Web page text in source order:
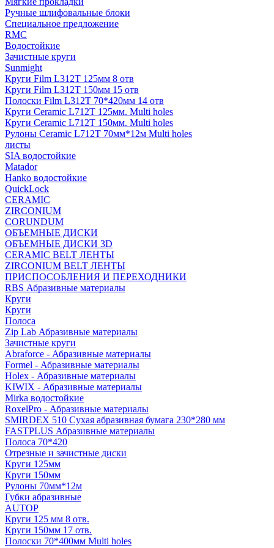
Ручные шлифовальные блоки
Специальное предложение
RMC
Водостойкие
Зачистные круги
Sunmight
Круги Film L312T 125мм 8 отв
Круги Film L312T 150мм 15 отв
Полоски Film L312T 70*420мм 14 отв
Круги Ceramic L712T 125мм. Multi holes
Круги Ceramic L712T 150мм. Multi holes
Рулоны Ceramic L712T 70мм*12м Multi holes
листы
SIA водостойкие
Matador
Hanko водостойкие
QuickLock
CERAMIC
ZIRCONIUM
СORUNDUM
ОБЪЕМНЫЕ ДИСКИ
ОБЪЕМНЫЕ ДИСКИ 3D
CERAMIC BELT ЛЕНТЫ
ZIRCONIUM BELT ЛЕНТЫ
ПРИСПОСОБЛЕНИЯ И ПЕРЕХОДНИКИ
RBS Абразивные материалы
Круги
Круги
Полоса
Zip Lab Абразивные материалы
Зачистные круги
Abraforce - Абразивные материалы
Formel - Абразивные материалы
Holex - Абразивные материалы
KIWIX - Абразивные материалы
Mirka водостойкие
RoxelPro - Абразивные материалы
SMIRDEX 510 Сухая абразивная бумага 230*280 мм
FASTPLUS Абразивные материалы
Полоса 70*420
Отрезные и зачистные диски
Круги 125мм
Круги 150мм
Рулоны 70мм*12м
Губки абразивные
AUTOP
Круги 125 мм 8 отв.
Круги 150мм 17 отв.
Полоски 70*400мм Multi holes